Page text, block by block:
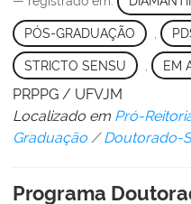
PÓS-GRADUAÇÃO
STRICTO SENSU EM
PRPPG / UFVJM
Localizado em Pró-
Graduação /Doutorado-
Programa